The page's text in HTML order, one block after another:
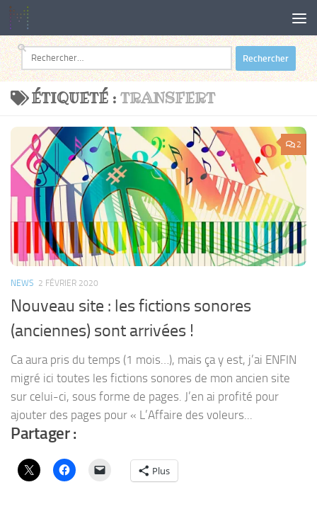
Au dessous du contenu
Rechercher :
ÉTIQUETÉ : TRANSFERT
2
NEWS 2 FÉVRIER 2020
Nouveau site : les fictions sonores
(anciennes) sont arrivées !
Ca aura pris du temps (1 mois…), mais ça y est, j’ai ENFIN
migré ici toutes les fictions sonores de mon ancien site
sur celui-ci, sous forme de pages. J’en ai profité pour
ajouter des pages pour « L’Affaire des voleurs...
Partager :
Plus